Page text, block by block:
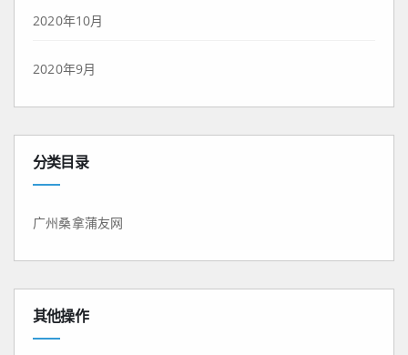
2020年10月
2020年9月
分类目录
广州桑拿蒲友网
其他操作